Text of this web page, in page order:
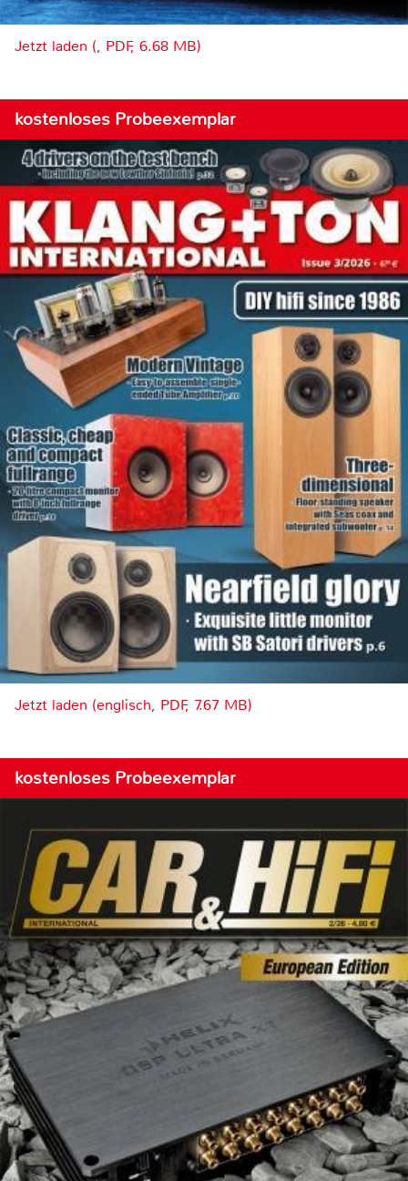
Jetzt laden (, PDF, 6.68 MB)
kostenloses Probeexemplar
Jetzt laden (englisch, PDF, 7.67 MB)
kostenloses Probeexemplar